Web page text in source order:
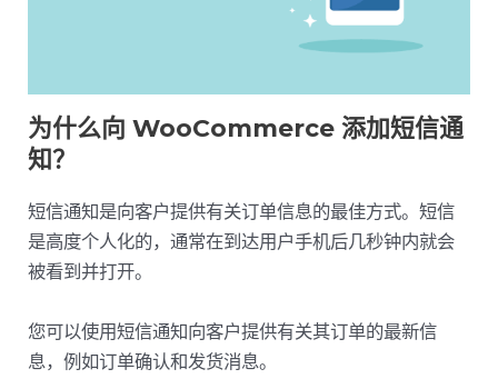
为什么向 WooCommerce 添加短信通
知？
短信通知是向客户提供有关订单信息的最佳方式。短信
是高度个人化的，通常在到达用户手机后几秒钟内就会
被看到并打开。
您可以使用短信通知向客户提供有关其订单的最新信
息，例如订单确认和发货消息。